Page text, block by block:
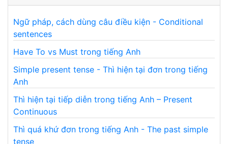
Ngữ pháp, cách dùng câu điều kiện - Conditional
sentences
Have To vs Must trong tiếng Anh
Simple present tense - Thì hiện tại đơn trong tiếng
Anh
Thì hiện tại tiếp diễn trong tiếng Anh – Present
Continuous
Thì quá khứ đơn trong tiếng Anh - The past simple
tense